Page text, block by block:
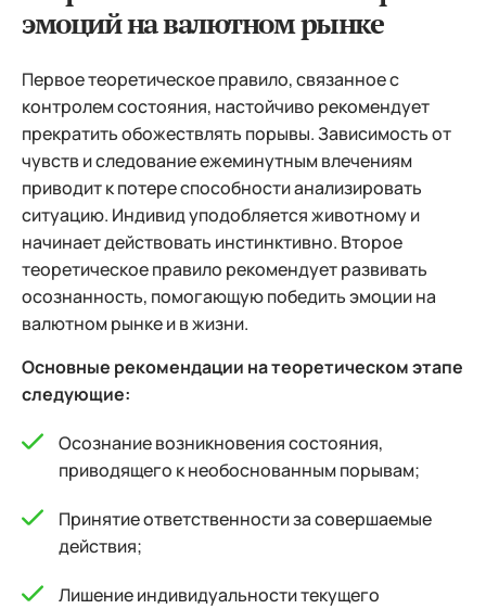
эмоций на валютном рынке
Первое теоретическое правило, связанное с
контролем состояния, настойчиво рекомендует
прекратить обожествлять порывы. Зависимость от
чувств и следование ежеминутным влечениям
приводит к потере способности анализировать
ситуацию. Индивид уподобляется животному и
начинает действовать инстинктивно. Второе
теоретическое правило рекомендует развивать
осознанность, помогающую победить эмоции на
валютном рынке и в жизни.
Основные рекомендации на теоретическом этапе
следующие:
Осознание возникновения состояния,
приводящего к необоснованным порывам;
Принятие ответственности за совершаемые
действия;
Лишение индивидуальности текущего